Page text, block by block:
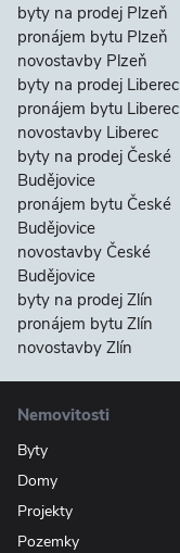
byty na prodej Plzeň
pronájem bytu Plzeň
novostavby Plzeň
byty na prodej Liberec
pronájem bytu Liberec
novostavby Liberec
byty na prodej České
Budějovice
pronájem bytu České
Budějovice
novostavby České
Budějovice
byty na prodej Zlín
pronájem bytu Zlín
novostavby Zlín
Nemovitosti
Byty
Domy
Projekty
Pozemky